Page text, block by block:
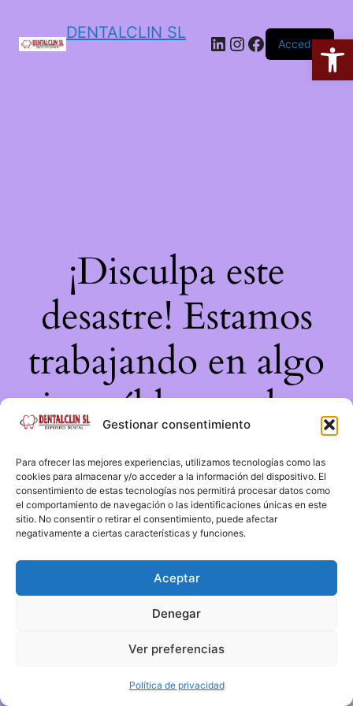
Gestionar consentimiento
Para ofrecer las mejores experiencias, utilizamos tecnologías como las
cookies para almacenar y/o acceder a la información del dispositivo. El
consentimiento de estas tecnologías nos permitirá procesar datos como
el comportamiento de navegación o las identificaciones únicas en este
sitio. No consentir o retirar el consentimiento, puede afectar
negativamente a ciertas características y funciones.
Aceptar
Denegar
Ver preferencias
Política de privacidad
DENTALCLIN SL
Acceder
¡Disculpa este
desastre! Estamos
trabajando en algo
increíble, ¡vuelve
pronto!